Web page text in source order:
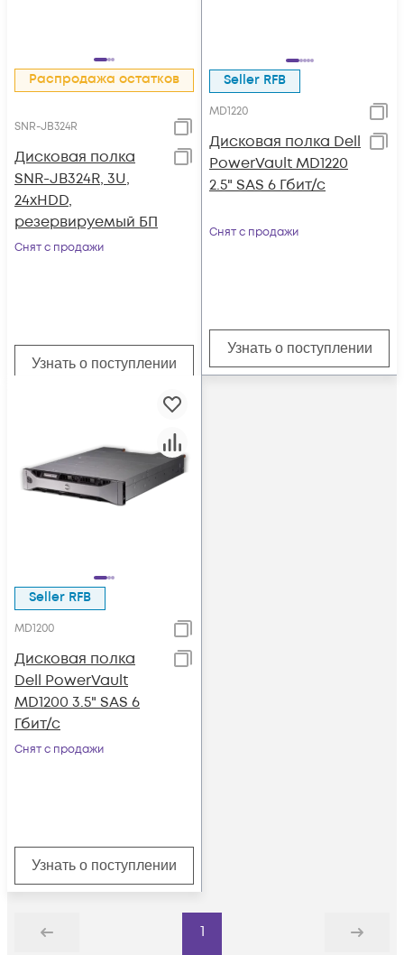
Распродажа остатков
SNR-JB324R
Дисковая полка
SNR-JB324R, 3U,
24xHDD,
резервируемый БП
Снят с продажи
Узнать о поступлении
Seller RFB
MD1220
Дисковая полка Dell
PowerVault MD1220
2.5" SAS 6 Гбит/с
Снят с продажи
Узнать о поступлении
Seller RFB
MD1200
Дисковая полка
Dell PowerVault
MD1200 3.5" SAS 6
Гбит/с
Снят с продажи
Узнать о поступлении
Назад
1
Дальше